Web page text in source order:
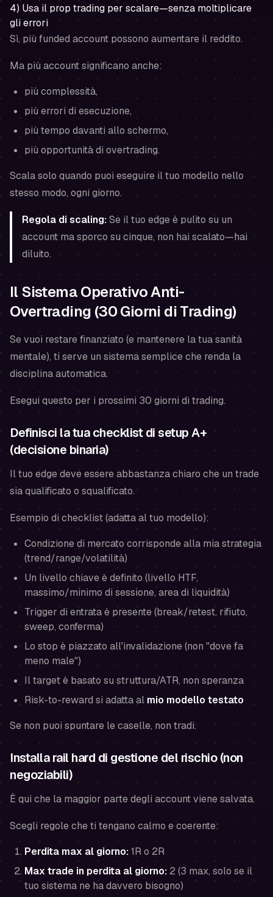
4) Usa il prop trading per scalare—senza moltiplicare
gli errori
Sì, più funded account possono aumentare il reddito.
Ma più account significano anche:
più complessità,
più errori di esecuzione,
più tempo davanti allo schermo,
più opportunità di overtrading.
Scala solo quando puoi eseguire il tuo modello nello
stesso modo, ogni giorno.
Regola di scaling:Se il tuo edge è pulito su un
account ma sporco su cinque, non hai scalato—hai
diluito.
Il Sistema Operativo Anti-
Overtrading (30 Giorni di Trading)
Se vuoi restare finanziato (e mantenere la tua sanità
mentale), ti serve un sistema semplice che renda la
disciplina automatica.
Esegui questo per i prossimi 30 giorni di trading.
Definisci la tua checklist di setup A+
(decisione binaria)
Il tuo edge deve essere abbastanza chiaro che un trade
siaqualificato osqualificato.
Esempio di checklist (adatta al tuo modello):
Condizione di mercato corrisponde alla mia strategia
(trend/range/volatilità)
Un livello chiave è definito (livello HTF,
massimo/minimo di sessione, area di liquidità)
Trigger di entrata è presente (break/retest, rifiuto,
sweep, conferma)
Lo stop è piazzato all'invalidazione (non "dove fa
meno male")
Il target è basato su struttura/ATR, non speranza
Risk-to-reward si adatta al mio modello testato
Se non puoi spuntare le caselle, non tradi.
Installa rail hard di gestione del rischio (non
negoziabili)
È qui che la maggior parte degli account viene salvata.
Scegli regole che ti tengano calmo e coerente:
Perdita max al giorno:1R o 2R
Max trade in perdita al giorno: 2 (3 max, solo se il
tuo sistema ne ha davvero bisogno)